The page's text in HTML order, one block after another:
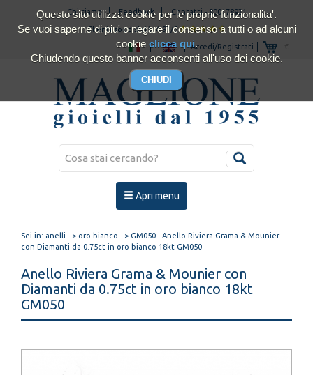
Chi siamo Feedback Contatti-800178921
Clienti soddisfatti 4.93/5
Accedi/Registrati
Apri menu
Sei in: anelli --> oro bianco --> GM050 - Anello Riviera Grama & Mounier
con Diamanti da 0.75ct in oro bianco 18kt GM050
Anello Riviera Grama & Mounier con
Diamanti da 0.75ct in oro bianco 18kt
GM050
Questo sito utilizza cookie per le proprie funzionalita'.
Se vuoi saperne di piu' o negare il consenso a tutti o ad alcuni
cookie clicca qui.
Chiudendo questo banner acconsenti all'uso dei cookie.